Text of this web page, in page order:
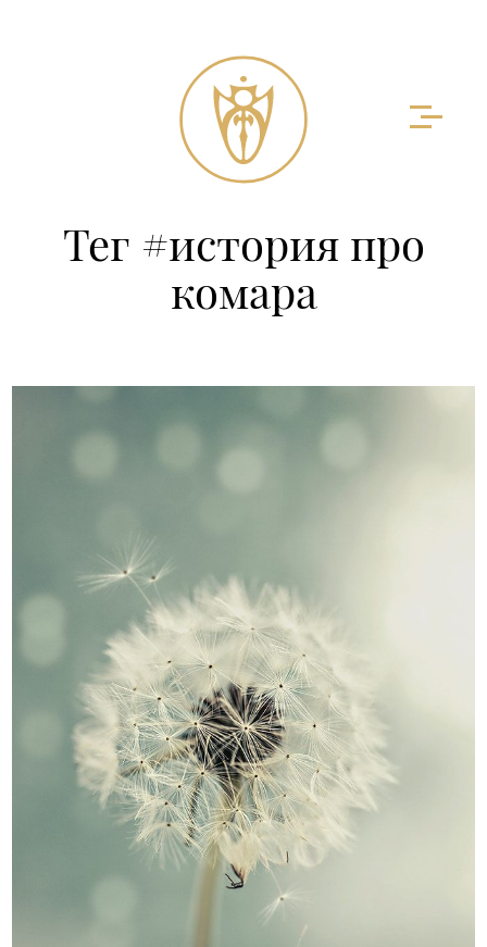
Тег #история про
комара